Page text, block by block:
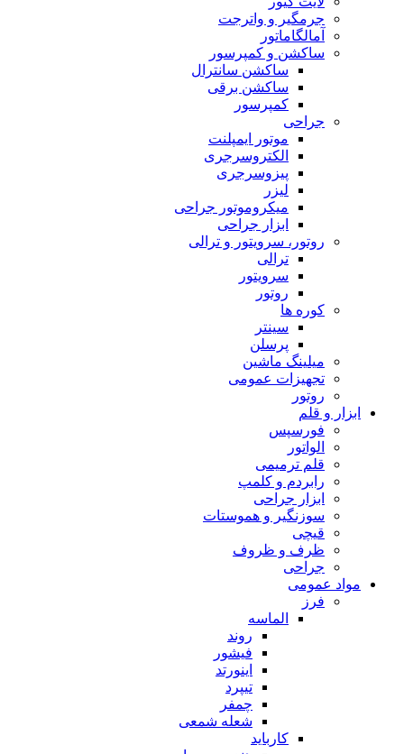
جرمگیر و واترجت
آمالگاماتور
ساکشن و کمپرسور
ساکشن سانترال
ساکشن برقی
کمپرسور
جراحی
موتور ایمپلنت
الکتروسرجری
پیزوسرجری
لیزر
میکروموتور جراحی
ابزار جراحی
روتور، سرویتور و ترالی
ترالی
سرویتور
روتور
کوره ها
سینتر
پرسلن
میلینگ ماشین
تجهیزات عمومی
روتور
ابزار و قلم
فورسپس
الواتور
قلم ترمیمی
رابردم و کلمپ
ابزار جراحی
سوزنگیر و هموستات
قیچی
ظرف و ظروف
جراحی
مواد عمومی
فرز
الماسه
روند
فیشور
اینورتد
تیپرد
چمفر
شعله شمعی
کارباید